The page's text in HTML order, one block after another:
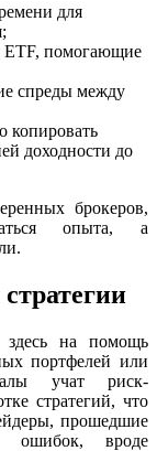
для
ETF, помогающие
спреды между
копировать
доходности до
брокеров,
опыта, а
здесь на помощь
портфелей или
учат риск-
стратегий, что
прошедшие
ошибок, вроде